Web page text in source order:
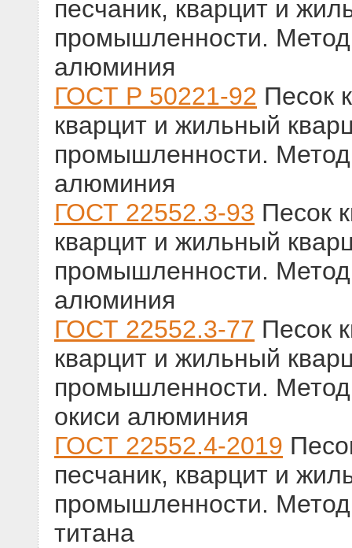
песчаник, кварцит и
промышленности.
алюминия
ГОСТ Р 50221-92 Песок
кварцит и жильный
промышленности.
алюминия
ГОСТ 22552.3-93 Песок
кварцит и жильный
промышленности.
алюминия
ГОСТ 22552.3-77 Песок
кварцит и жильный
промышленности.
окиси алюминия
ГОСТ 22552.4-2019
песчаник, кварцит и
промышленности.
титана